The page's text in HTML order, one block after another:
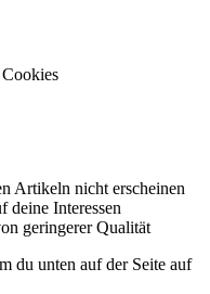
Artikeln nicht erscheinen
deine Interessen
geringerer Qualität
du unten auf der Seite auf